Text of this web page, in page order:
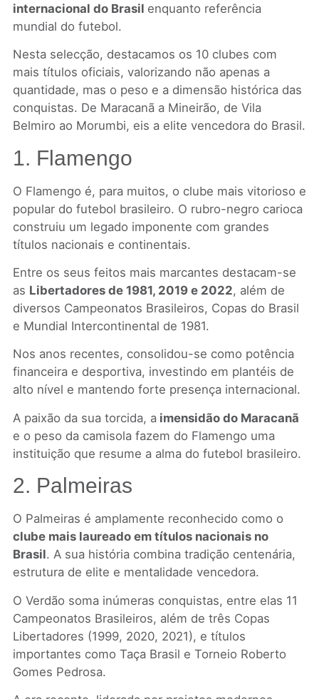
internacional do Brasil enquanto referência
mundial do futebol.
Nesta selecção, destacamos os 10 clubes com
mais títulos oficiais, valorizando não apenas a
quantidade, mas o peso e a dimensão histórica das
conquistas. De Maracanã a Mineirão, de Vila
Belmiro ao Morumbi, eis a elite vencedora do Brasil.
1. Flamengo
O Flamengo é, para muitos, o clube mais vitorioso e
popular do futebol brasileiro. O rubro-negro carioca
construiu um legado imponente com grandes
títulos nacionais e continentais.
Entre os seus feitos mais marcantes destacam-se
as Libertadores de 1981, 2019 e 2022, além de
diversos Campeonatos Brasileiros, Copas do Brasil
e Mundial Intercontinental de 1981.
Nos anos recentes, consolidou-se como potência
financeira e desportiva, investindo em plantéis de
alto nível e mantendo forte presença internacional.
A paixão da sua torcida, aimensidão do Maracanã
e o peso da camisola fazem do Flamengo uma
instituição que resume a alma do futebol brasileiro.
2. Palmeiras
O Palmeiras é amplamente reconhecido como o
clube mais laureado em títulos nacionais no
Brasil. A sua história combina tradição centenária,
estrutura de elite e mentalidade vencedora.
O Verdão soma inúmeras conquistas, entre elas 11
Campeonatos Brasileiros, além de três Copas
Libertadores (1999, 2020, 2021), e títulos
importantes como Taça Brasil e Torneio Roberto
Gomes Pedrosa.